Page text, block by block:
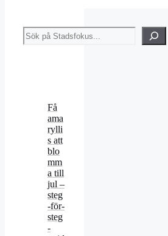
Sök
Få
ama
rylli
s att
blo
mm
a till
jul –
steg
-för-
steg
-